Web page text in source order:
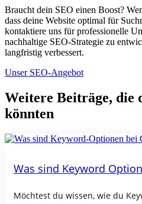
Braucht dein SEO einen Boost?
dass deine Website optimal für
kontaktiere uns für professionelle
nachhaltige SEO-Strategie zu
langfristig verbessert.
Unser SEO-Angebot
Weitere Beiträge, die
könnten
Was sind Keyword
Möchtest du wissen, wie du